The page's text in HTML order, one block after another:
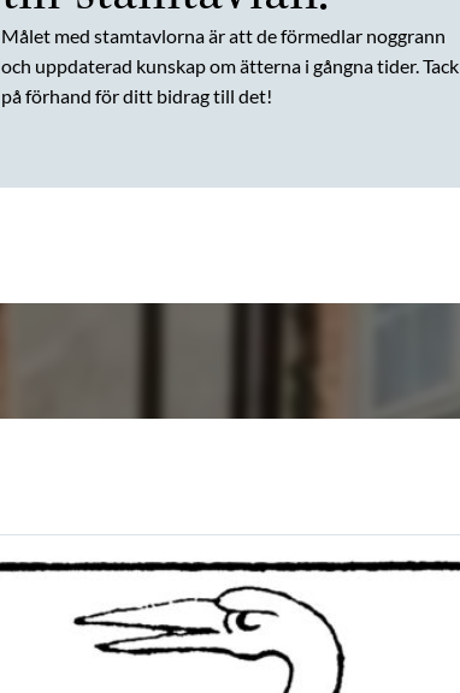
Målet med stamtavlorna är att de förmedlar noggrann
och uppdaterad kunskap om ätterna i gångna tider. Tack
på förhand för ditt bidrag till det!